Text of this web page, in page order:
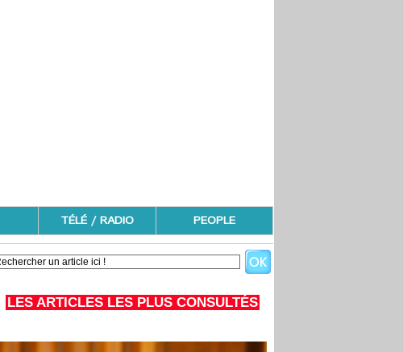
TÉLÉ / RADIO PEOPLE
LES ARTICLES LES PLUS CONSULTÉS